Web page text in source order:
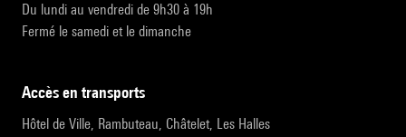
Du lundi au vendredi de 9h30 à 19h
Fermé le samedi et le dimanche
accès en transports
Hôtel de Ville, Rambuteau, Châtelet, Les Halles